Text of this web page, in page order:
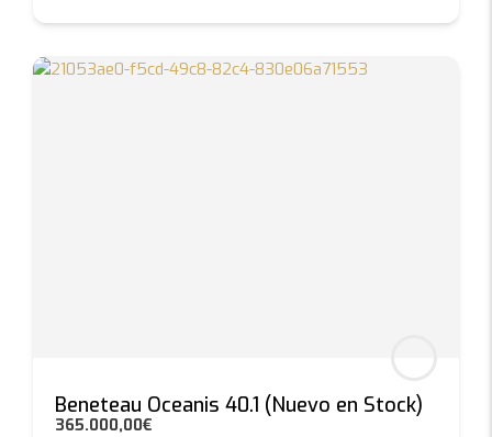
Beneteau Oceanis 40.1 (Nuevo en Stock)
365.000,00€